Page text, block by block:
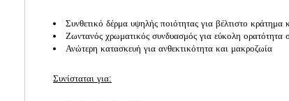
Συνθετικό δέρμα υψηλής ποιότητας για βέλτιστο κράτημα
Ζωντανός χρωματικός συνδυασμός για εύκολη ορατότητα
Ανώτερη κατασκευή για ανθεκτικότητα και μακροζωία
Συνίσταται για: